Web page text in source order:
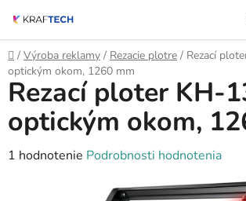
obsah
Domov
/ Výroba reklamy / Rezacie plotre / Rezací
optickým okom, 1260 mm
Rezací ploter KH-
optickým okom,
Priemerné
1 hodnotenie Podrobnosti hodnotenia